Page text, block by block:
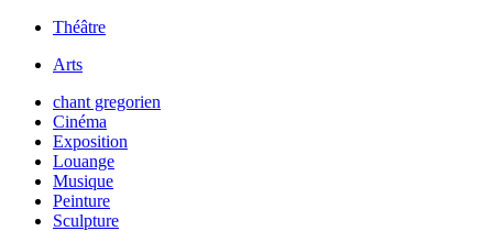
Théâtre
Arts
chant gregorien
Cinéma
Exposition
Louange
Musique
Peinture
Sculpture